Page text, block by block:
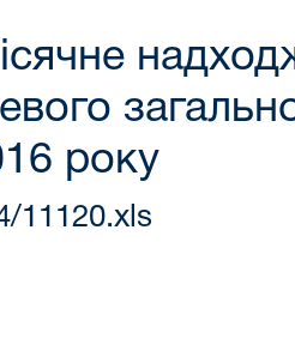
року
11120.xls